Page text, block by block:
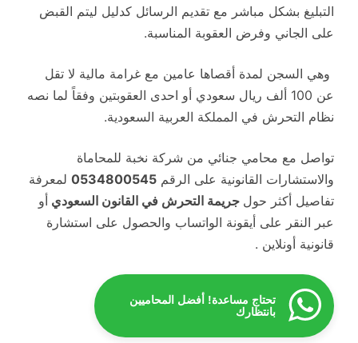
التبليغ بشكل مباشر مع تقديم الرسائل كدليل ليتم القبض
على الجاني وفرض العقوبة المناسبة.
وهي السجن لمدة أقصاها عامين مع غرامة مالية لا تقل
عن 100 ألف ريال سعودي أو احدى العقوبتين وفقاً لما نصه
نظام التحرش في المملكة العربية السعودية.
تواصل مع محامي جنائي من شركة نخبة للمحاماة
والاستشارات القانونية على الرقم 0534800545 لمعرفة
تفاصيل أكثر حول جريمة التحرش في القانون السعودي أو
عبر النقر على أيقونة الواتساب والحصول على استشارة
قانونية أونلاين .
تحتاج مساعدة! أفضل المحاميين
بانتظارك